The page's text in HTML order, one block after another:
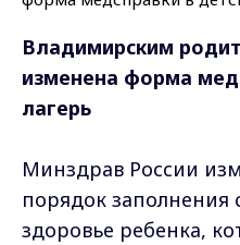
Владимирским
изменена форма
лагерь
Минздрав России
порядок заполнения
здоровье ребенка,